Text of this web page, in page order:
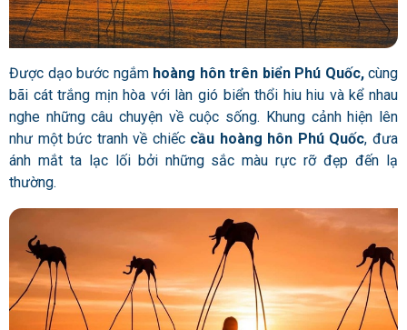
Được dạo bước ngắm hoàng hôn trên biển Phú Quốc, cùng
bãi cát trắng mịn hòa với làn gió biển thổi hiu hiu và kể nhau
nghe những câu chuyện về cuộc sống. Khung cảnh hiện lên
như một bức tranh về chiếc cầu hoàng hôn Phú Quốc, đưa
ánh mắt ta lạc lối bởi những sắc màu rực rỡ đẹp đến lạ
thường.